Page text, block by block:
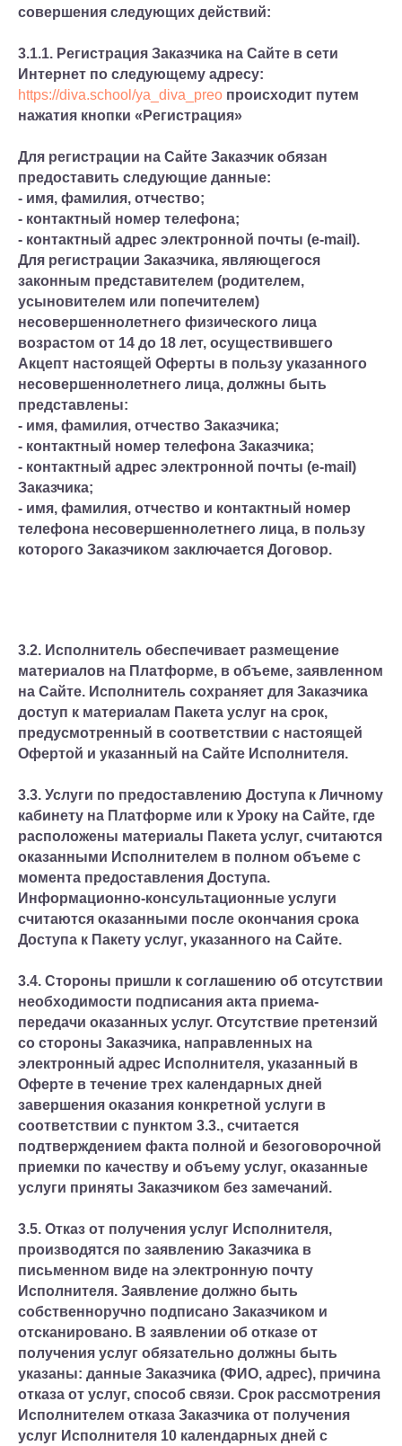
совершения следующих действий:
3.1.1. Регистрация Заказчика на Сайте в сети
Интернет по следующему адресу:
https://diva.school/ya_diva_preo происходит путем
нажатия кнопки «Регистрация»
Для регистрации на Сайте Заказчик обязан
предоставить следующие данные:
- имя, фамилия, отчество;
- контактный номер телефона;
- контактный адрес электронной почты (e-mail).
Для регистрации Заказчика, являющегося
законным представителем (родителем,
усыновителем или попечителем)
несовершеннолетнего физического лица
возрастом от 14 до 18 лет, осуществившего
Акцепт настоящей Оферты в пользу указанного
несовершеннолетнего лица, должны быть
представлены:
- имя, фамилия, отчество Заказчика;
- контактный номер телефона Заказчика;
- контактный адрес электронной почты (e-mail)
Заказчика;
- имя, фамилия, отчество и контактный номер
телефона несовершеннолетнего лица, в пользу
которого Заказчиком заключается Договор.
3.2. Исполнитель обеспечивает размещение
материалов на Платформе, в объеме, заявленном
на Сайте. Исполнитель сохраняет для Заказчика
доступ к материалам Пакета услуг на срок,
предусмотренный в соответствии с настоящей
Офертой и указанный на Сайте Исполнителя.
3.3. Услуги по предоставлению Доступа к Личному
кабинету на Платформе или к Уроку на Сайте, где
расположены материалы Пакета услуг, считаются
оказанными Исполнителем в полном объеме с
момента предоставления Доступа.
Информационно-консультационные услуги
считаются оказанными после окончания срока
Доступа к Пакету услуг, указанного на Сайте.
3.4. Стороны пришли к соглашению об отсутствии
необходимости подписания акта приема-
передачи оказанных услуг. Отсутствие претензий
со стороны Заказчика, направленных на
электронный адрес Исполнителя, указанный в
Оферте в течение трех календарных дней
завершения оказания конкретной услуги в
соответствии с пунктом 3.3., считается
подтверждением факта полной и безоговорочной
приемки по качеству и объему услуг, оказанные
услуги приняты Заказчиком без замечаний.
3.5. Отказ от получения услуг Исполнителя,
производятся по заявлению Заказчика в
письменном виде на электронную почту
Исполнителя. Заявление должно быть
собственноручно подписано Заказчиком и
отсканировано. В заявлении об отказе от
получения услуг обязательно должны быть
указаны: данные Заказчика (ФИО, адрес), причина
отказа от услуг, способ связи. Срок рассмотрения
Исполнителем отказа Заказчика от получения
услуг Исполнителя 10 календарных дней с